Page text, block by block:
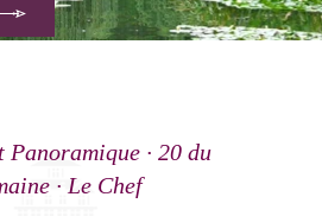
Monet, aux portes de
la Normandie.
Panoramique · 20 du
· Le Chef